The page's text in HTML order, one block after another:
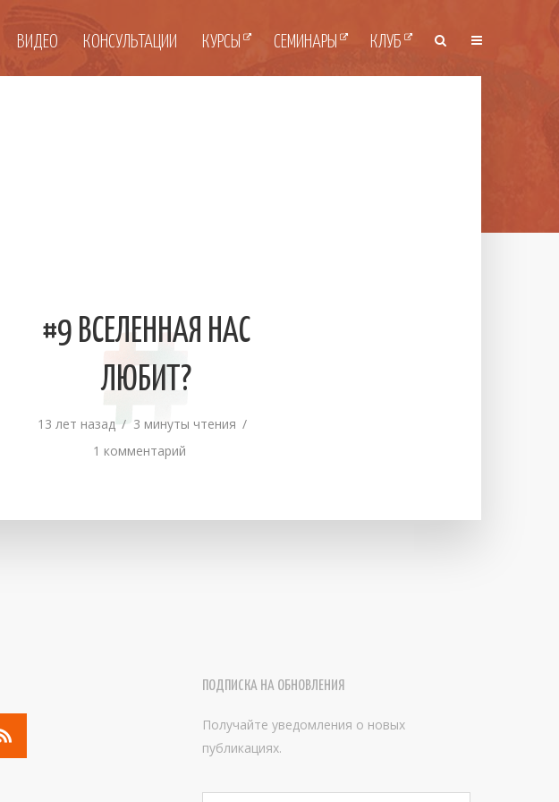
ВИДЕО КОНСУЛЬТАЦИИ КУРСЫ СЕМИНАРЫ КЛУБ
#9 ВСЕЛЕННАЯ НАС
ЛЮБИТ?
13 лет назад
3 минуты чтения
1 комментарий
#
ПОДПИСКА НА ОБНОВЛЕНИЯ
Получайте уведомления о новых
публикациях.